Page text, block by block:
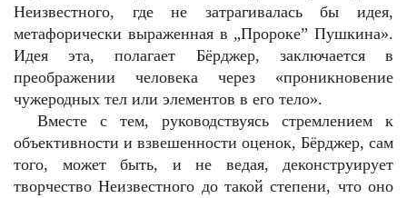
Неизвестного, где не затрагивалась бы идея,
метафорически выраженная в „Пророке” Пушкина».
Идея эта, полагает Бёрджер, заключается в
преображении человека через «проникновение
чужеродных тел или элементов в его тело».
Вместе с тем, руководствуясь стремлением к
объективности и взвешенности оценок, Бёрджер, сам
того, может быть, и не ведая, деконструирует
творчество Неизвестного до такой степени, что оно